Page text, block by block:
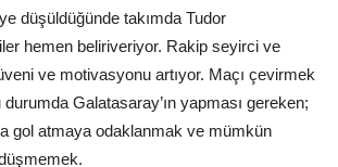
düşüldüğünde takımda Tudor
hemen beliriveriyor. Rakip seyirci ve
ve motivasyonu artıyor. Maçı çevirmek
Galatasaray’ın yapması gereken;
gol atmaya odaklanmak ve mümkün